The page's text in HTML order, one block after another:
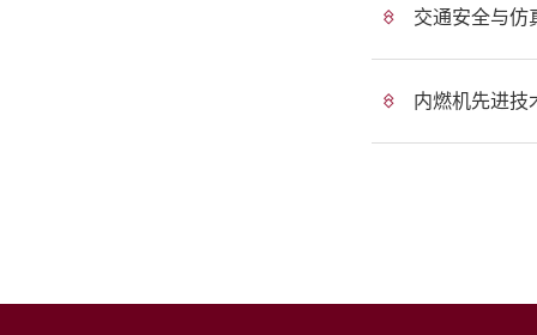
交通安全与仿
内燃机先进技